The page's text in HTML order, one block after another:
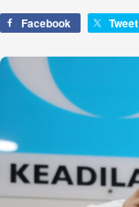
Facebook Tweet